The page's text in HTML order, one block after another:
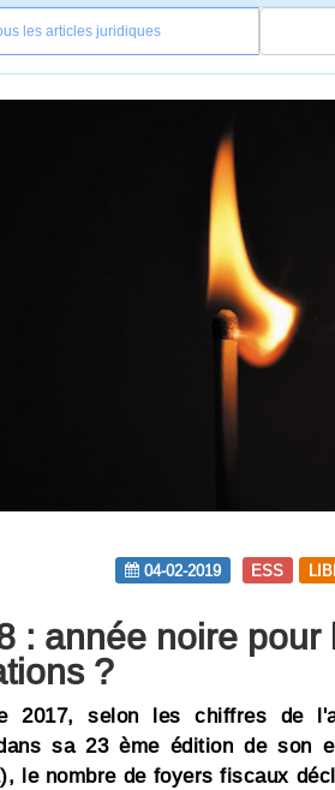
les articles juridiques
04-02-2019 ESS
: année noire pour
?
2017, selon les chiffres de
sa 23 ème édition de son
le nombre de foyers fiscaux